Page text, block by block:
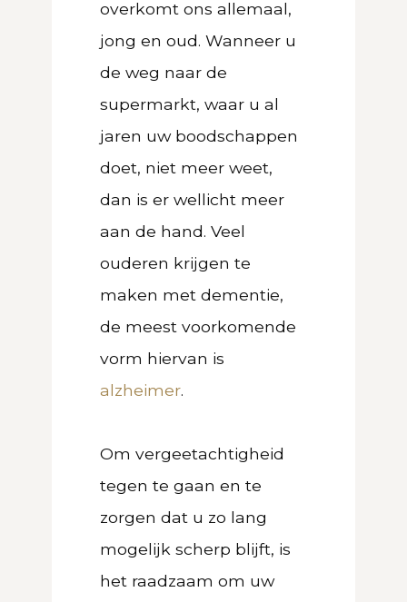
overkomt ons allemaal,
jong en oud. Wanneer u
de weg naar de
supermarkt, waar u al
jaren uw boodschappen
doet, niet meer weet,
dan is er wellicht meer
aan de hand. Veel
ouderen krijgen te
maken met dementie,
de meest voorkomende
vorm hiervan is
alzheimer.
Om vergeetachtigheid
tegen te gaan en te
zorgen dat u zo lang
mogelijk scherp blijft, is
het raadzaam om uw